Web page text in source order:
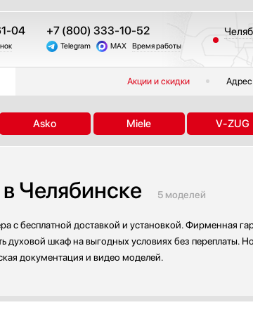
04 +7 (800) 333-10-52
Telegram MAX Время работы
Санкт-
Акции и скидки Адрес
Asko Miele V-ZUG
Челябинске 5 моделей
с бесплатной доставкой и установкой. Фирменная
шкаф на выгодных условиях без переплаты.
документация и видео моделей.